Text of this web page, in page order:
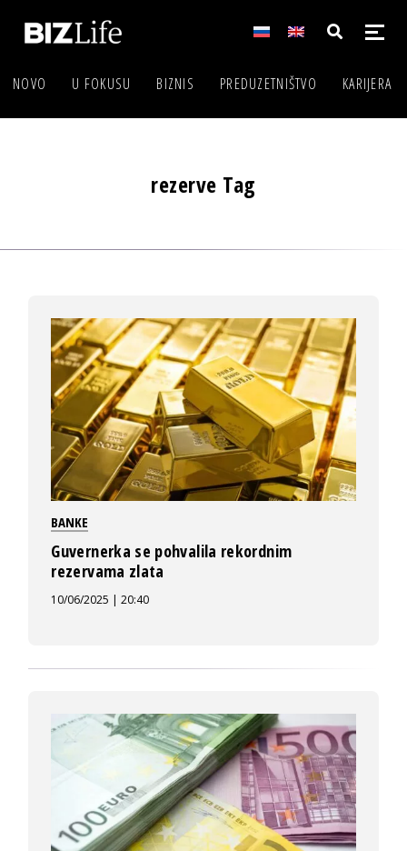
NOVO U FOKUSU BIZNIS PREDUZETNIŠTVO KARIJERA
rezerve Tag
BANKE
Guvernerka se pohvalila rekordnim
rezervama zlata
10/06/2025 | 20:40